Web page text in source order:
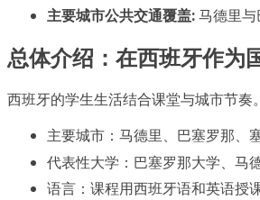
主要城市公共交通覆盖:马德里
总体介绍：在西班牙作为
西班牙的学生生活结合课堂与城市节
主要城市：马德里、巴塞罗那、
代表性大学：巴塞罗那大学、马
语言：课程用西班牙语和英语授